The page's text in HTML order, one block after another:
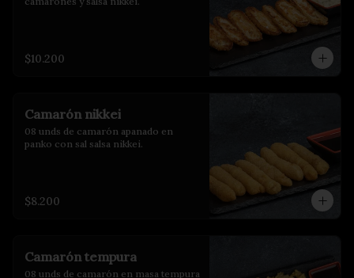
$10.200
Camarón nikkei
08 unds de camarón apanado en
panko con sal salsa nikkei.
$8.200
Camarón tempura
08 unds de camarón en masa tempura